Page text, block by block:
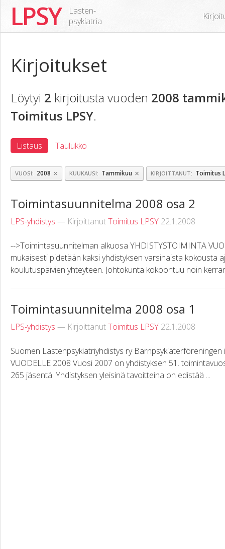
LPSY
Lasten-
psykiatria
Kirjoitukset
Löytyi 2 kirjoitusta vuoden 2008
Toimitus LPSY.
Listaus Taulukko
VUOSI 2008 × KUUKAUSI Tammikuu × KIRJOITTANUT Toimitus
Toimintasuunnitelma 2008 osa 2
LPS-yhdistys — KirjoittanutToimitus LPSY 22.1.2008
-->Toimintasuunnitelman alkuosa YHDISTYSTOIMINTA
mukaisesti pidetään kaksi yhdistyksen varsinaista kokousta
koulutuspäivien yhteyteen. Johtokunta kokoontuu noin
Toimintasuunnitelma 2008 osa 1
LPS-yhdistys — KirjoittanutToimitus LPSY 22.1.2008
Suomen Lastenpsykiatriyhdistys ry
VUODELLE 2008 Vuosi 2007 on yhdistyksen 51.
265 jäsentä. Yhdistyksen yleisinä tavoitteina on edistää ...